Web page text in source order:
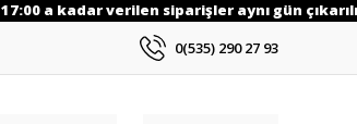
a kadar verilen siparişler aynı gün
0(535) 290 27 93